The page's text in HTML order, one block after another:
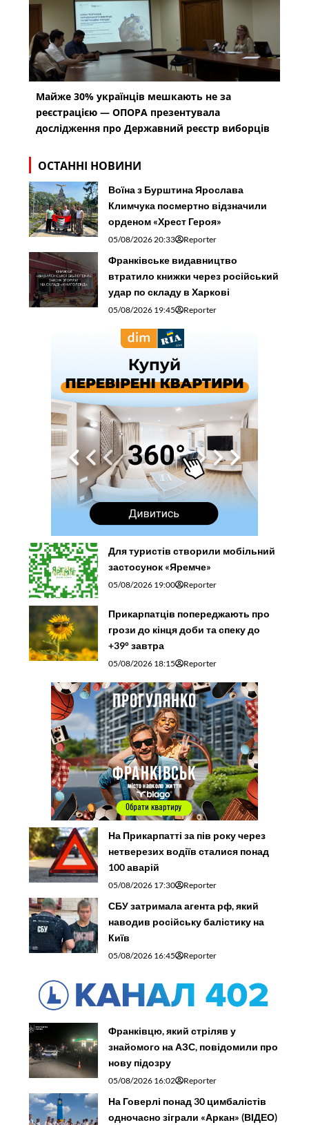
Майже 30% українців мешкають не за
реєстрацією — ОПОРА презентувала
дослідження про Державний реєстр виборців
ОСТАННІ НОВИНИ
Воїна з Бурштина Ярослава
Климчука посмертно відзначили
орденом «Хрест Героя»
05/08/2026 20:33 Reporter
Франківське видавництво
втратило книжки через російський
удар по складу в Харкові
05/08/2026 19:45 Reporter
Для туристів створили мобільний
застосунок «Яремче»
05/08/2026 19:00 Reporter
Прикарпатців попереджають про
грози до кінця доби та спеку до
+39° завтра
05/08/2026 18:15 Reporter
На Прикарпатті за пів року через
нетверезих водіїв сталися понад
100 аварій
05/08/2026 17:30 Reporter
СБУ затримала агента рф, який
наводив російську балістику на
Київ
05/08/2026 16:45 Reporter
Франківцю, який стріляв у
знайомого на АЗС, повідомили про
нову підозру
05/08/2026 16:02 Reporter
На Говерлі понад 30 цимбалістів
одночасно зіграли «Аркан» (ВІДЕО)